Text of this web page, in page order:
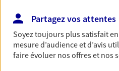
Partagez vos attentes
Soyez toujours plus satisfait
mesure d’audience et d’avis
faire évoluer nos offres et nos